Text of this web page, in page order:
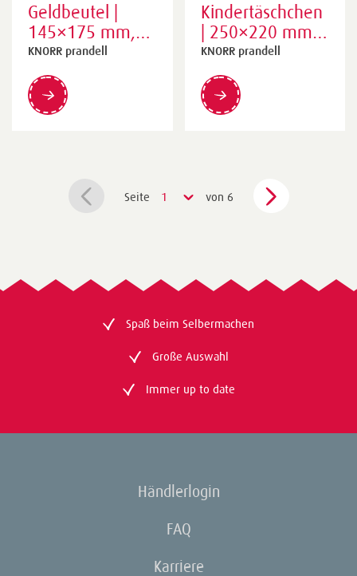
Geldbeutel |
145×175 mm,
natur
KNORR prandell
Kindertäschchen
| 250×220 mm,
natur
KNORR prandell
Seite 1 von 6
Spaß beim Selbermachen
Große Auswahl
Immer up to date
Händlerlogin
FAQ
Karriere